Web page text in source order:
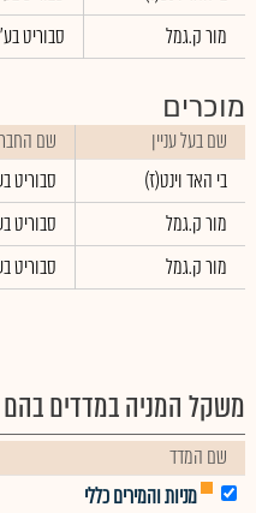
מור ק.גמל
סבוריט
מוכרים
שם בעל עניין שם
בי האד וינט(ז)
סבוריט
מור ק.גמל
סבוריט
מור ק.גמל
סבוריט
משקל המניה במדדים
שם המדד
מניות והמירים כללי